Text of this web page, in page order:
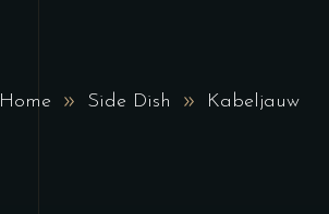
Home Side Dish Kabeljauw